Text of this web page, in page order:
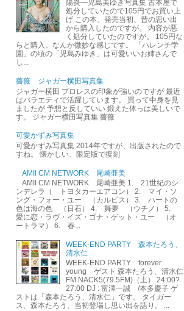
陽炎―児島美ゆき写真集 古本屋で
処分していたので105円でお買い上
げ この本、発売当初、昔の思い出
から購入したのですが。 内容が悪
く処分していたのですが。 105円な
らと購入。なんか微妙な感じです。 「ハレンチ学
園」の頃の「児島みゆき」は可愛いいお姉さんで
し...
薔薇 ジャガー横田写真集
ジャガー横田 プロレスの印象が強いのですが 最近
はバラエティで活躍しています。 買って中身を見
ましたが 予想と反していい 鍛えた体っは美しいで
す。 ジャガー横田写真集 薔薇
可愛かずみ写真集
可愛かずみ写真集 2014年ですが、出版されたので
すね。 懐かしい、限定版で復刻
AMII CM NETWORK 尾崎亜美
AMII CM NETWORK 尾崎亜美 1. 21世紀のシ
ンデレラ（ トヨタカーエアコン） 2. マイ・ソ
ング・フォー・ユー （カルピス） 3. ハートの
色は海の色 （日石） 4. 舞夢 （ウチノ） 5.
愛に恋・ラヴ・イズ・ゴナ・ゲット・ユー （オ
ートラマ） 6. 春...
WEEK-END PARTY 森本たろう、
清水仁
WEEK-END PARTY forever
young ゲスト 森本たろう、清水仁
FM NACK5(79.5FM)（土） 24:00?
27:00 DJ : 富澤一誠 /本多慶子 ゲ
ストは「森本たろう、清水仁」です。 タイガー
ス、森本たろう、当初登場し思い出を語り。 ...